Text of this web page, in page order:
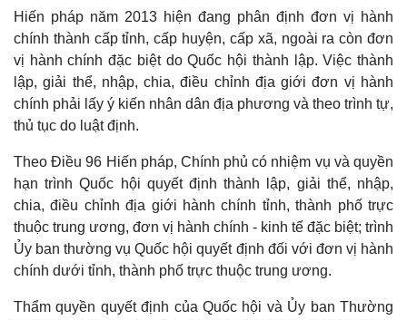
Doanh nghiệp
Doanh nghiệp 24h
Công nghệ
Tin Công nghệ
Hiến pháp năm 2013 hiện đang phân định đơn vị hành
chính thành cấp tỉnh, cấp huyện, cấp xã, ngoài ra còn đơn
vị hành chính đặc biệt do Quốc hội thành lập. Việc thành
lập, giải thể, nhập, chia, điều chỉnh địa giới đơn vị hành
chính phải lấy ý kiến nhân dân địa phương và theo trình tự,
thủ tục do luật định.
Theo Điều 96 Hiến pháp, Chính phủ có nhiệm vụ và quyền
hạn trình Quốc hội quyết định thành lập, giải thể, nhập,
chia, điều chỉnh địa giới hành chính tỉnh, thành phố trực
thuộc trung ương, đơn vị hành chính - kinh tế đặc biệt; trình
Ủy ban thường vụ Quốc hội quyết định đối với đơn vị hành
chính dưới tỉnh, thành phố trực thuộc trung ương.
Thẩm quyền quyết định của Quốc hội và Ủy ban Thường